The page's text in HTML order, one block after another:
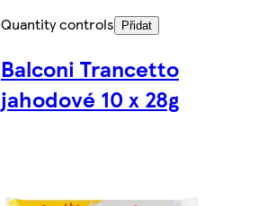
Quantity controls
Přidat
Balconi Trancetto
jahodové 10 x 28g